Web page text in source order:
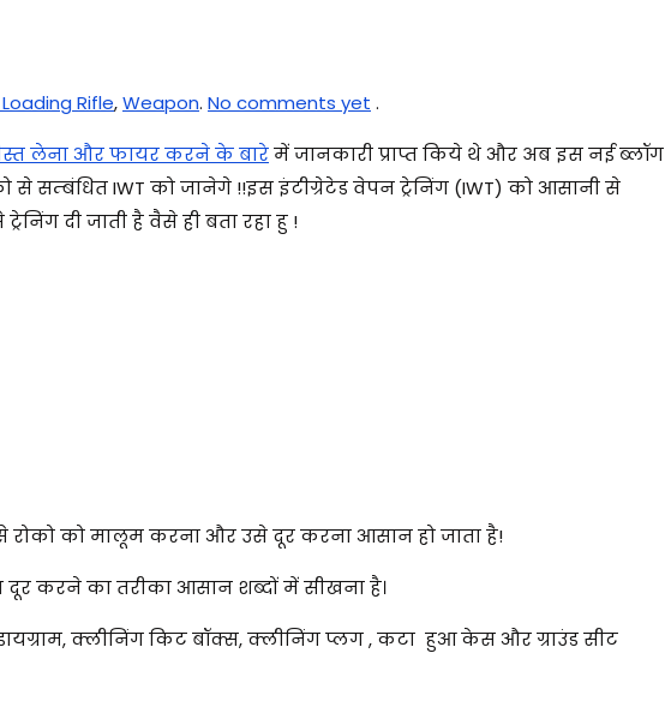
Rifle,Weapon. No comments yet .
लेना और फायर करने के बारेमें जानकारी प्राप्त किये थे और अब इस नई ब्लॉग
से सम्बंधित IWT को जानेगे !!इस इंटीग्रेटेड वेपन ट्रेनिंग (IWT) को आसानी से
दी जाती है वैसे ही बता रहा हु !
को मालूम करना और उसे दूर करना आसान हो जाता है!
करने का तरीका आसान शब्दों में सीखना है।
डायग्राम, क्लीनिंग किट बॉक्स, क्लीनिंग प्लग , कटा हुआ केस और ग्राउंड सीट